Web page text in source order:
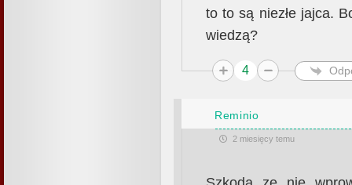
to to są niezłe jajca.
wiedzą?
4
Reminio
2 miesięcy temu